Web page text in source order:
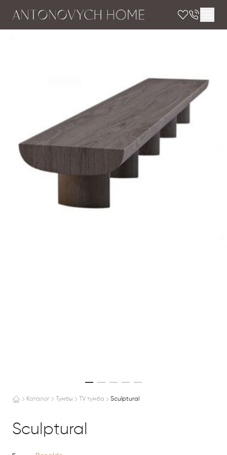
Каталог Тумбы TV тумба Sculptural
Sculptural